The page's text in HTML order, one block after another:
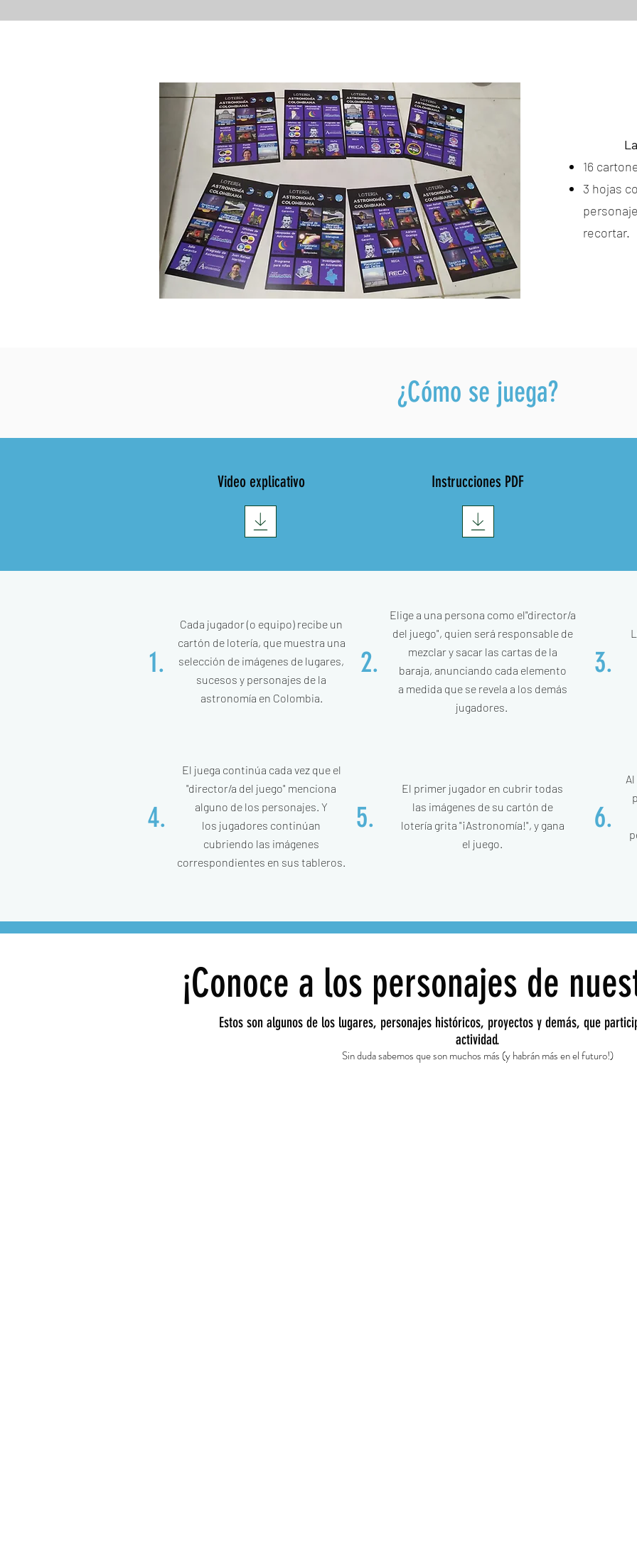
16
3 hojas
recortar.
¿Cómo se juega?
Video explicativo Instrucciones PDF
1.
Cada jugador (o equipo) recibe un
cartón de lotería, que muestra una
selección de imágenes de lugares,
sucesos y personajes de la
astronomía en Colombia.
2.
Elige a una persona como el"director/a
del juego", quien será responsable de
mezclar y sacar las cartas de la
baraja, anunciando cada elemento
a medida que se revela a los demás
jugadores.
3.
4.
El juega continúa cada vez que el
"director/a del juego" menciona
alguno de los personajes. Y
los jugadores continúan
cubriendo las imágenes
correspondientes en sus tableros.
5.
El primer jugador en cubrirtodas
las imágenes de su cartón de
lotería grita "¡Astronomía!", y gana
el juego.
6.
¡Conoce a los personajes de
Estos son algunos de los lugares, personajes históricos, proyectos y demás, que
actividad.
Sin duda sabemos que son muchos más (y habrán más en el futuro!)